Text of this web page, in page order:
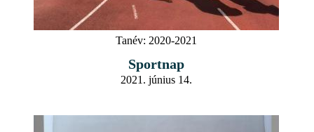
Tanév: 2020-2021
Sportnap
2021. június 14.